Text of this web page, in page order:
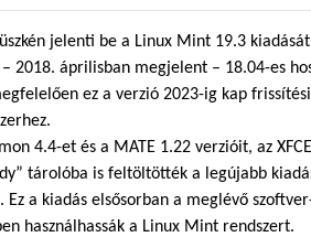
jelenti be a Linux Mint 19.3
2018. áprilisban megjelent – 18.04-es
ez a verzió 2023-ig kap
4.4-et és a MATE 1.22 verzióit, az
tárolóba is feltöltötték a legújabb
a kiadás elsősorban a meglévő
használhassák a Linux Mint rendszert.